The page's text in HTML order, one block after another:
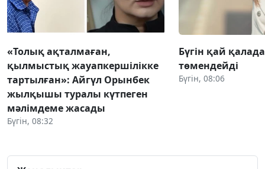
«Толық ақталмаған,
қылмыстық жауапкершілікке
тартылған»: Айгүл Орынбек
жылқышы туралы күтпеген
мәлімдеме жасады
Бүгін, 08:32
Бүгін қай
төмендейді
Бүгін, 08:06